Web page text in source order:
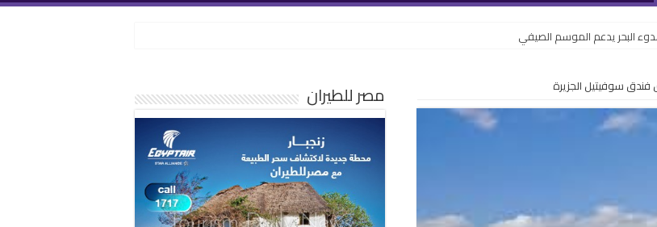
البحر يدعم الموسم الصيفي
سوفيتيل الجزيرة مصر للطيران